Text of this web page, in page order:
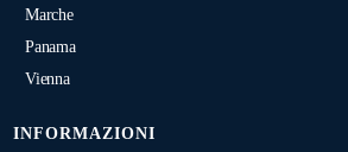
Marche
Panama
Vienna
INFORMAZIONI